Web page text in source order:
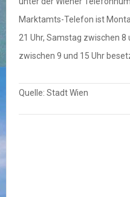
Marktamts-Telefon ist
21 Uhr, Samstag zwischen 8
zwischen 9 und 15 Uhr
Quelle: Stadt Wien